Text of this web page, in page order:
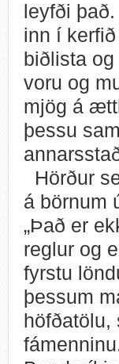
leyfði
inn í
biðlista
voru og
mjög á
þessu
Hörður
á börnum
„Það er
reglur og
fyrstu
þessum